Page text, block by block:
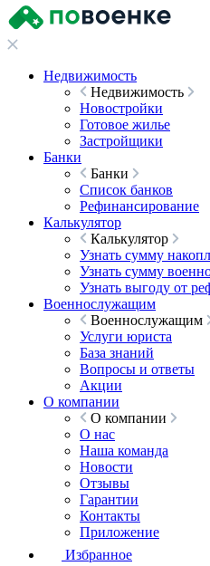
Недвижимость
Недвижимость
Новостройки
Готовое жилье
Застройщики
Банки
Банки
Список банков
Рефинансирование
Калькулятор
Калькулятор
Узнать сумму
Узнать сумму
Узнать выгоду от
Военнослужащим
Военнослужащим
Услуги юриста
База знаний
Вопросы и ответы
Акции
О компании
О компании
О нас
Наша команда
Новости
Отзывы
Гарантии
Контакты
Приложение
Избранное